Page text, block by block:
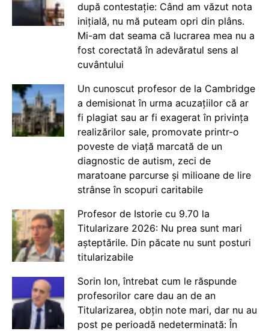
după contestație: Când am văzut nota
inițială, nu mă puteam opri din plâns.
Mi-am dat seama că lucrarea mea nu a
fost corectată în adevăratul sens al
cuvântului
Un cunoscut profesor de la Cambridge
a demisionat în urma acuzațiilor că ar
fi plagiat sau ar fi exagerat în privința
realizărilor sale, promovate printr-o
poveste de viață marcată de un
diagnostic de autism, zeci de
maratoane parcurse și milioane de lire
strânse în scopuri caritabile
Profesor de Istorie cu 9.70 la
Titularizare 2026: Nu prea sunt mari
așteptările. Din păcate nu sunt posturi
titularizabile
Sorin Ion, întrebat cum le răspunde
profesorilor care dau an de an
Titularizarea, obțin note mari, dar nu au
post pe perioadă nedeterminată: În